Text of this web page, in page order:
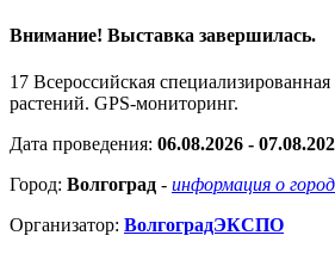
Внимание! Выставка завершилась.
17 Всероссийская
растений. GPS-мониторинг.
Дата проведения: 06.08.2026 -
Город: Волгоград - информация о
Организатор: ВолгоградЭКСПО